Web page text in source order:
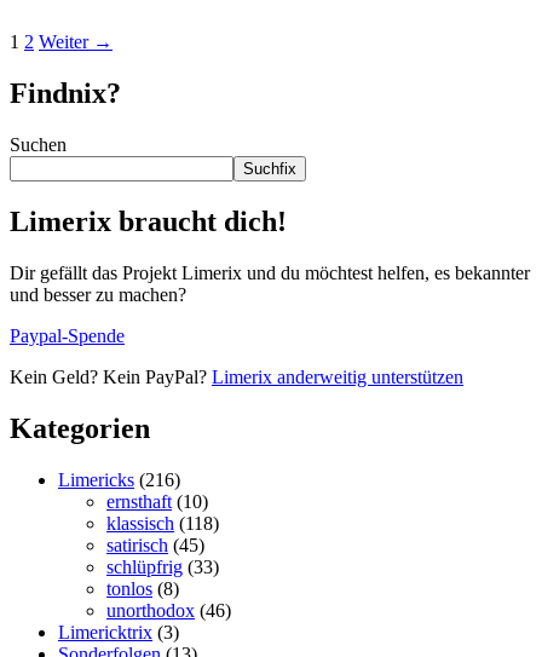
1 2 Weiter →
Findnix?
Suchen
Suchfix
Limerix braucht dich!
Dir gefällt das Projekt Limerix und du möchtest helfen, es bekannter
und besser zu machen?
Paypal-Spende
Kein Geld? Kein PayPal? Limerix anderweitig unterstützen
Kategorien
Limericks (216)
ernsthaft (10)
klassisch (118)
satirisch (45)
schlüpfrig (33)
tonlos (8)
unorthodox (46)
Limericktrix (3)